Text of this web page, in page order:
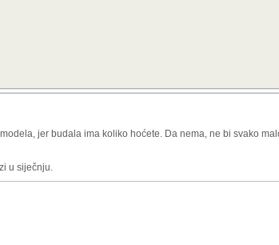
jer budala ima koliko hoćete. Da nema, ne bi svako
u siječnju.